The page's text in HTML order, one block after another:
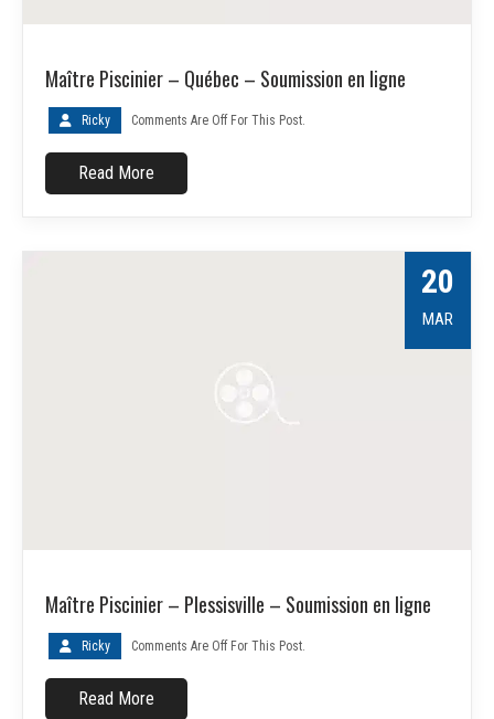
Maître Piscinier – Québec – Soumission en ligne
Ricky Comments Are Off For This Post.
Read More
20
MAR
Maître Piscinier – Plessisville – Soumission en ligne
Ricky Comments Are Off For This Post.
Read More